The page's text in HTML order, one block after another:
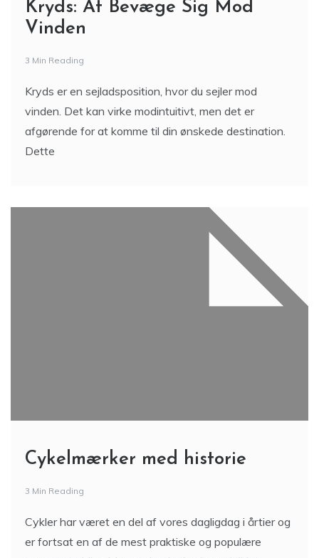
Kryds: At Bevæge Sig Mod
Vinden
3 Min Reading
Kryds er en sejladsposition, hvor du sejler mod
vinden. Det kan virke modintuitivt, men det er
afgørende for at komme til din ønskede destination.
Dette
Cykelmærker med historie
3 Min Reading
Cykler har været en del af vores dagligdag i årtier og
er fortsat en af de mest praktiske og populære